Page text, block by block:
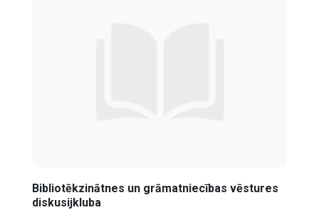
Bibliotēkzinātnes un grāmatniecības vēstures
diskusijkluba